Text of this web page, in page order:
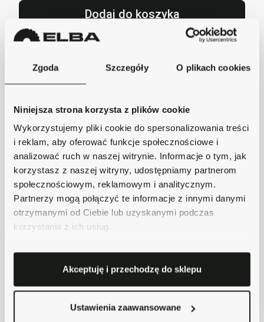
Zgoda Szczegóły O plikach cookies
Niniejsza strona korzysta z plików cookie
Wykorzystujemy pliki cookie do spersonalizowania treści
i reklam, aby oferować funkcje społecznościowe i
analizować ruch w naszej witrynie. Informacje o tym, jak
korzystasz z naszej witryny, udostępniamy partnerom
społecznościowym, reklamowym i analitycznym.
Partnerzy mogą połączyć te informacje z innymi danymi
otrzymanymi od Ciebie lub uzyskanymi podczas
korzystania z ich usług.
Akceptuję i przechodzę do sklepu
Ustawienia zaawansowane
Dodaj do koszyka
lub zadzwoń i zamów +48 62 733 86 11
Szybka wysyłka
Zamówienia wysyłamy w ciągu 1-2 dni, koszt
dostawy już od 18zł.
Bezpieczne płatności
Płatności obsługuje Przelewy24 - największy
operator płatności online w Polsce.
Masz pytania dotyczące produktu?
Zadzwoń do nas 62 733 86 11 lub napisz e-
mail. Chętnie pomożemy!
Krótki opis